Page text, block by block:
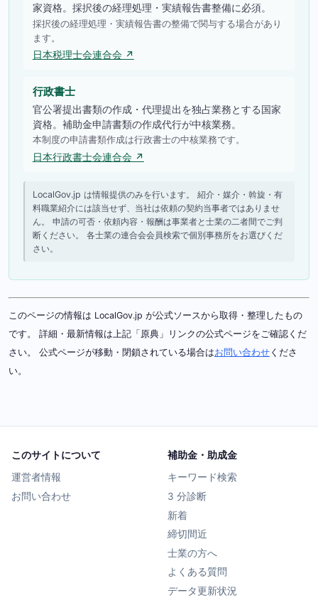
家資格。採択後の経理処理・実績報告書整備に必須。
採択後の経理処理・実績報告書の整備で関与する場合があり
ます。
日本税理士会連合会 ↗
行政書士
官公署提出書類の作成・代理提出を独占業務とする国家
資格。補助金申請書類の作成代行が中核業務。
本制度の申請書類作成は行政書士の中核業務です。
日本行政書士会連合会 ↗
LocalGov.jp は情報提供のみを行います。 紹介・媒介・斡旋・有
料職業紹介には該当せず、当社は依頼の契約当事者ではありませ
ん。 申請の可否・依頼内容・報酬は事業者と士業の二者間でご判
断ください。 各士業の連合会会員検索で個別事務所をお選びくだ
さい。
このページの情報は LocalGov.jp が公式ソースから取得・整理したもの
です。 詳細・最新情報は上記「原典」リンクの公式ページをご確認くだ
さい。 公式ページが移動・閉鎖されている場合はお問い合わせ くださ
い。
このサイトについて
運営者情報
お問い合わせ
補助金・助成金
キーワード検索
3 分診断
新着
締切間近
士業の方へ
よくある質問
データ更新状況